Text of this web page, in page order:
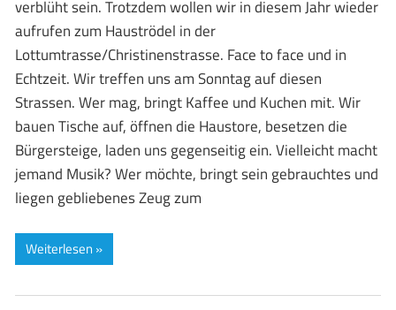
verblüht sein. Trotzdem wollen wir in diesem Jahr wieder
aufrufen zum Hauströdel in der
Lottumtrasse/Christinenstrasse. Face to face und in
Echtzeit. Wir treffen uns am Sonntag auf diesen
Strassen. Wer mag, bringt Kaffee und Kuchen mit. Wir
bauen Tische auf, öffnen die Haustore, besetzen die
Bürgersteige, laden uns gegenseitig ein. Vielleicht macht
jemand Musik? Wer möchte, bringt sein gebrauchtes und
liegen gebliebenes Zeug zum
Weiterlesen